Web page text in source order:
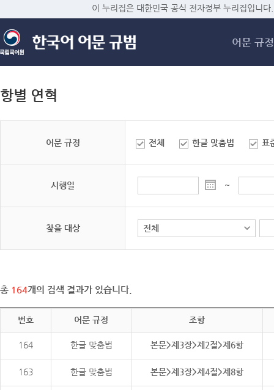
메
이 누리집은 대한민국 공식 전자정부 누리집입니다.
어문 규정
항별 연혁
어문 규정 전체 한글 맞춤법 표
시행일 ~
찾을 대상
총 164개의 검색 결과가 있습니다.
번호 어문 규정 조항
164 한글 맞춤법 본문>제3장>제2절>제6항
163 한글 맞춤법 본문>제3장>제4절>제8항